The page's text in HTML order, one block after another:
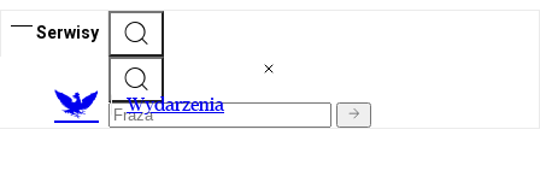
Serwisy
Wydarzenia